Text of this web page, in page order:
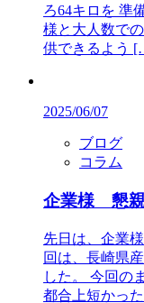
ろ64キロを 準
様と大人数で
供できるよう
2025/06/07
ブログ
コラム
企業様 懇
先日は、企業
回は、長崎県
した。 今回の
都合上短かっ